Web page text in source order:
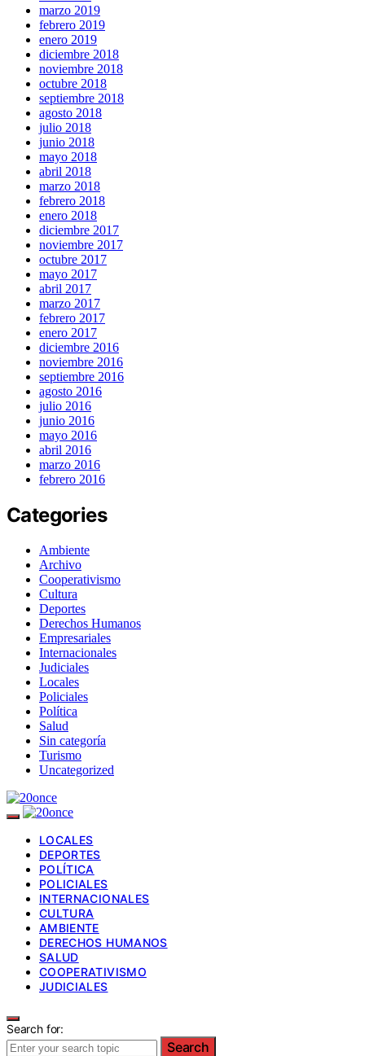
marzo 2019
febrero 2019
enero 2019
diciembre 2018
noviembre 2018
octubre 2018
septiembre 2018
agosto 2018
julio 2018
junio 2018
mayo 2018
abril 2018
marzo 2018
febrero 2018
enero 2018
diciembre 2017
noviembre 2017
octubre 2017
mayo 2017
abril 2017
marzo 2017
febrero 2017
enero 2017
diciembre 2016
noviembre 2016
septiembre 2016
agosto 2016
julio 2016
junio 2016
mayo 2016
abril 2016
marzo 2016
febrero 2016
Categories
Ambiente
Archivo
Cooperativismo
Cultura
Deportes
Derechos Humanos
Empresariales
Internacionales
Judiciales
Locales
Policiales
Política
Salud
Sin categoría
Turismo
Uncategorized
LOCALES
DEPORTES
POLÍTICA
POLICIALES
INTERNACIONALES
CULTURA
AMBIENTE
DERECHOS HUMANOS
SALUD
COOPERATIVISMO
JUDICIALES
Search for:
Search